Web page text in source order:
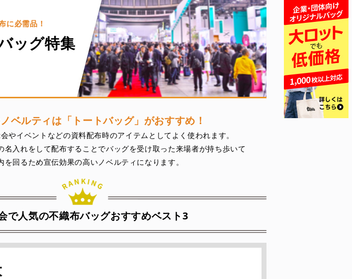
に必需品！
ッグ特集
ベルティは 「トートバッグ」がおすすめ！
やイベントなどの資料配布時のアイテムとしてよく使われます。
名入れをして配布することでバッグを受け取った来場者が持ち歩いて
を回るため宣伝効果の高いノベルティになります。
で人気の不織布バッグおすすめベスト3